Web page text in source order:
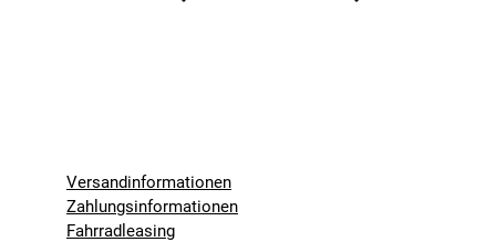
Versandinformationen
Zahlungsinformationen
Fahrradleasing